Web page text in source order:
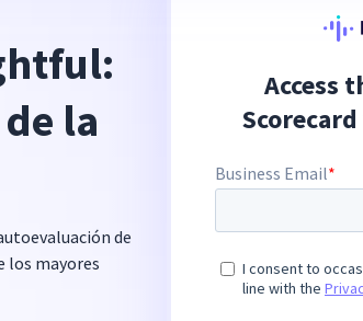
la
de
los mayores